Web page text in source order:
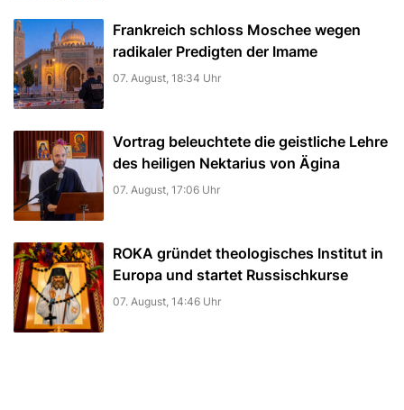
Frankreich schloss Moschee wegen
radikaler Predigten der Imame
07. August, 18:34 Uhr
Vortrag beleuchtete die geistliche Lehre
des heiligen Nektarius von Ägina
07. August, 17:06 Uhr
ROKA gründet theologisches Institut in
Europa und startet Russischkurse
07. August, 14:46 Uhr